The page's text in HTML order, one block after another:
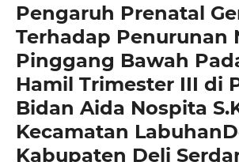
Pengaruh Prenatal
Terhadap Penurunan
Pinggang Bawah
Hamil Trimester III di
Bidan Aida Nospita
Kecamatan
Kabupaten Deli